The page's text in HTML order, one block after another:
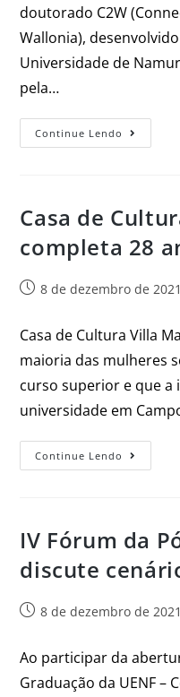
doutorado C2W
Wallonia),
Universidade de
pela…
Continue Lendo
Casa de
completa 28
8 de dezembro de 2021
Casa de Cultura Villa
maioria das mulheres
curso superior e que a
universidade em
Continue Lendo
IV Fórum da
discute
8 de dezembro de 2021
Ao participar da
Graduação da UENF –